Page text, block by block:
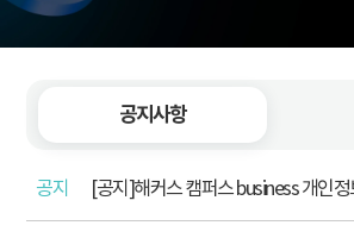
공지사항
공지